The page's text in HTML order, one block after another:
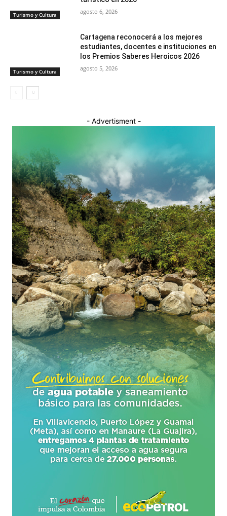
Turismo y Cultura agosto 6, 2026
Turismo y Cultura
Cartagena reconocerá a los mejores
estudiantes, docentes e instituciones en
los Premios Saberes Heroicos 2026
agosto 5, 2026
- Advertisment -